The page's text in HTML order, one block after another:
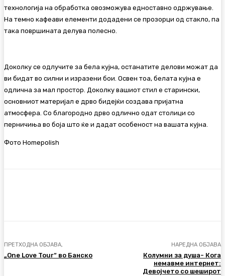
технологија на обработка овозможува едноставно одржување.
На темно кафеави елементи додадени се прозорци од стакло, па
така површината делува полесно.
Доколку се одлучите за бела кујна, останатите делови можат да
ви бидат во силни и изразени бои. Освен тоа, белата кујна е
одлична за мал простор. Доколку вашиот стил е старински,
основниот материјал е дрво бидејќи создава пријатна
атмосфера. Со благородно дрво одлично одат столици со
перничиња во боја што ќе и дадат особеност на вашата кујна.
Фото Homepolish
ПРЕТХОДНА ОБЈАВА,
„One Love Tour“ во Банско
НАРЕДНА ОБЈАВА
Колумни за душа- Кога
немавме интернет:
Девојчето со шеширот